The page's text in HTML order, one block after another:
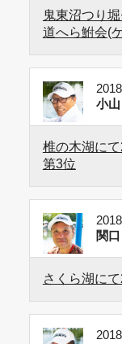
鬼東沼つり
道へら鮒会(
小
椎の木湖に
第3位
関
さくら湖に